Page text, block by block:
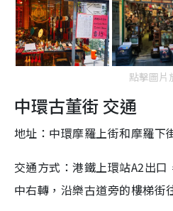
點擊圖片
中環古董街 交通
地址：中環摩羅上街和摩羅下
交通方式：港鐵上環站A2出
中右轉，沿樂古道旁的樓梯街